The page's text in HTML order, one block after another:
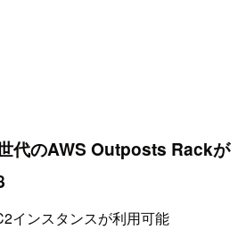
代のAWS Outposts Rackが
インスタンスが利用可能